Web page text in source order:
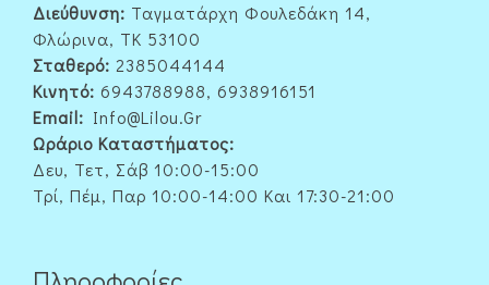
Διεύθυνση: Ταγματάρχη Φουλεδάκη 14,
Φλώρινα, ΤΚ 53100
Σταθερό: 2385044144
Κινητό: 6943788988, 6938916151
Email: Info@lilou.gr
Ωράριο Καταστήματος:
Δευ, Τετ, Σάβ 10:00-15:00
Τρί, Πέμ, Παρ 10:00-14:00 Και 17:30-21:00